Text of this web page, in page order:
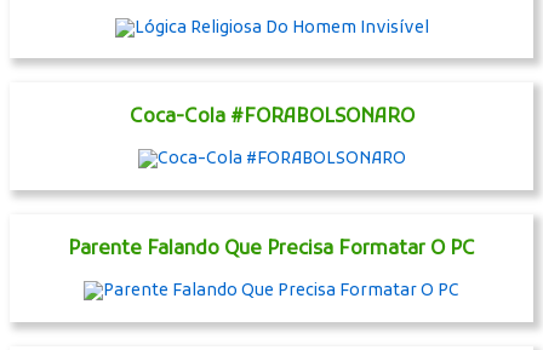
Coca-Cola #FORABOLSONARO
Parente Falando Que Precisa Formatar O PC